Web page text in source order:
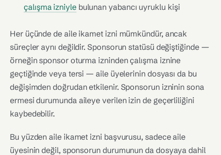
çalışma izniylebulunan yabancı uyruklu kişi
Her üçünde de aile ikamet izni mümkündür, ancak
süreçler aynı değildir. Sponsorun statüsü değiştiğinde —
örneğin sponsor oturma izninden çalışma iznine
geçtiğinde veya tersi — aile üyelerinin dosyası da bu
değişimden doğrudan etkilenir. Sponsorun izninin sona
ermesi durumunda aileye verilen izin de geçerliliğini
kaybedebilir.
Bu yüzden aile ikamet izni başvurusu, sadece aile
üyesinin değil, sponsorun durumunun da dosyaya dahil